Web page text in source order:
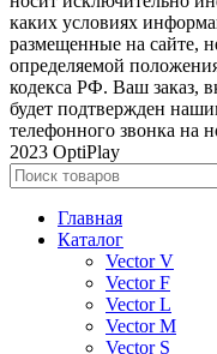
каких условиях
размещенные на сайте,
определяемой
кодекса РФ. Ваш заказ,
будет подтвержден
телефонного звонка на
2023 OptiPlay
Главная
Каталог
Vector V
Vector F
Vector L
Vector M
Vector S